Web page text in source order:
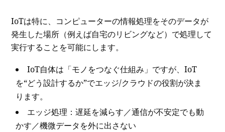
IoTは特に、コンピューターの情報処理をそのデータが
発生した場所（例えば自宅のリビングなど）で処理して
実行することを可能にします。
IoT自体は「モノをつなぐ仕組み」ですが、IoT
を“どう設計するか”でエッジ/クラウドの役割が決ま
ります。
エッジ処理：遅延を減らす／通信が不安定でも動
かす／機微データを外に出さない